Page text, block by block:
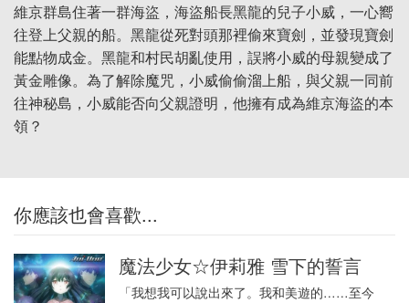
維京群島住著一群海盜，海盜船長黑龍的兒子小威，一心嚮
往登上父親的船。黑龍從死對頭那裡偷來寶劍，並發現寶劍
能點物成金。黑龍和村民胡亂使用，誤將小威的母親變成了
黃金雕像。為了解除魔咒，小威偷偷溜上船，與父親一同前
往神秘島，小威能否向父親證明，他擁有成為維京海盜的本
領？
你應該也會喜歡...
魔法少女☆伊莉雅 雪下的誓言
「我想我可以說出來了。我和美遊的……至今